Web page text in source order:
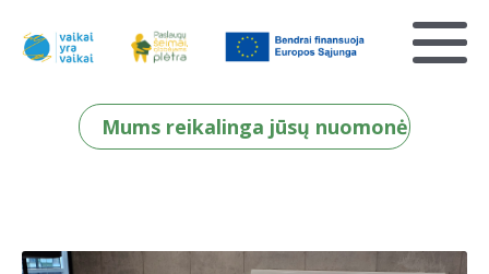
Mums reikalinga jūsų nuomonė